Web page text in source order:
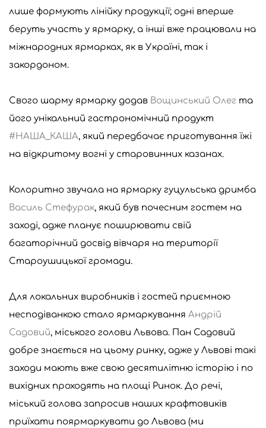
лише формують лінійку продукції; одні вперше
беруть участь у ярмарку, а інші вже працювали на
міжнародних ярмарках, як в Україні, так і
закордоном.
Свого шарму ярмарку додав Вощинський Олег та
його унікальний гастрономічний продукт
#НАША_КАША, який передбачає приготування їжі
на відкритому вогні у старовинних казанах.
Колоритно звучала на ярмарку гуцульська дримба
Василь Стефурак, який був почесним гостем на
заході, адже планує поширювати свій
багаторічний досвід вівчаря на території
Староушицької громади.
Для локальних виробників і гостей приємною
несподіванкою стало ярмаркування Андрій
Садовий, міського голови Львова. Пан Садовий
добре знається на цьому ринку, адже у Львові такі
заходи мають вже свою десятилітню історію і по
вихідних проходять на площі Ринок. До речі,
міський голова запросив наших крафтовиків
приїхати поярмаркувати до Львова (ми